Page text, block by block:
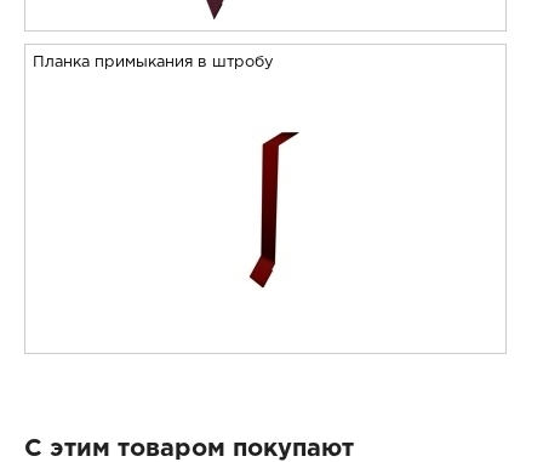
Планка примыкания в штробу
С этим товаром покупают